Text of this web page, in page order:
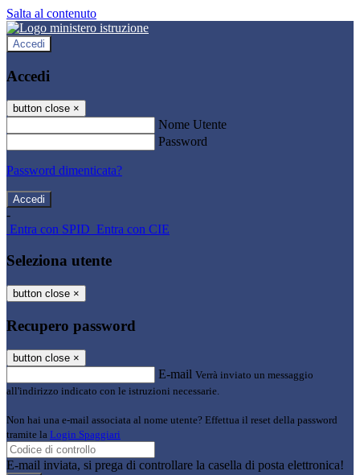
Salta al contenuto
Accedi
Accedi
button close ×
Nome Utente
Password
Password dimenticata?
-
Entra con SPID Entra con CIE
Seleziona utente
button close ×
Recupero password
button close ×
E-mail Verrà inviato un messaggio
all'indirizzo indicato con le istruzioni necessarie.
Non hai una e-mail associata al nome utente? Effettua il reset della password
tramite la Login Spaggiari
E-mail inviata, si prega di controllare la casella di posta elettronica!